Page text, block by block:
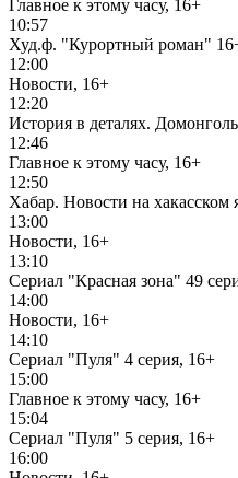
Главное к этому часу, 16+
10:57
Худ.ф. "Курортный роман"
12:00
Новости, 16+
12:20
История в деталях.
12:46
Главное к этому часу, 16+
12:50
Хабар. Новости на хакасском
13:00
Новости, 16+
13:10
Сериал "Красная зона" 49
14:00
Новости, 16+
14:10
Сериал "Пуля" 4 серия, 16+
15:00
Главное к этому часу, 16+
15:04
Сериал "Пуля" 5 серия, 16+
16:00